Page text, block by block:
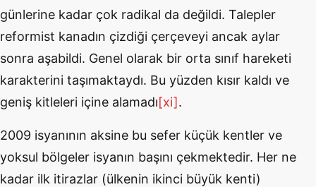
günlerine kadar çok radikal da değildi. Talepler
reformist kanadın çizdiği çerçeveyi ancak aylar
sonra aşabildi. Genel olarak bir orta sınıf hareketi
karakterini taşımaktaydı. Bu yüzden kısır kaldı ve
geniş kitleleri içine alamadı[xi].
2009 isyanının aksine bu sefer küçük kentler ve
yoksul bölgeler isyanın başını çekmektedir. Her ne
kadar ilk itirazlar (ülkenin ikinci büyük kenti)